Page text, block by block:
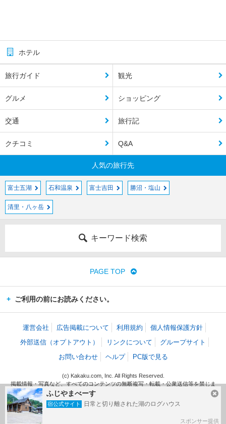
ふじやまべーす
宿公式サイト 日常と切り離された湖のログハウス
スポンサー提供
ホテル
旅行ガイド 観光
グルメ ショッピング
交通 旅行記
クチコミ Q&A
人気の旅行先
富士五湖 石和温泉 富士吉田 勝沼・塩山
清里・八ヶ岳
キーワード検索
PAGE TOP
ご利用の前にお読みください。
運営会社 広告掲載について 利用規約
個人情報保護方針
外部送信（オプトアウト）
リンクについて
グループサイト
お問い合わせ
ヘルプ PC版で見る
(c) Kakaku.com, Inc. All Rights Reserved.
掲載情報・写真など、すべてのコンテンツの無断複写・転載・公衆送信等を禁じま